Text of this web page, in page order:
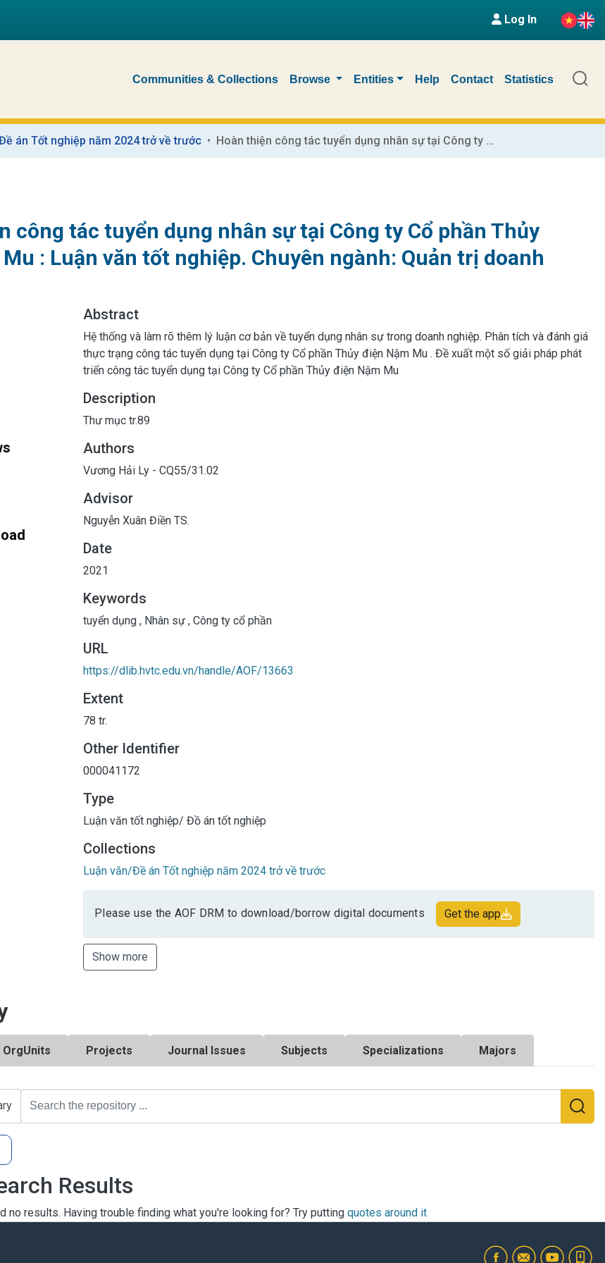
Log In
Communities & Collections Browse Entities Help Contact Statistics
án Tốt nghiệp năm 2024 trở về trước Hoàn thiện công tác tuyển dụng nhân sự tại Công ty Cổ phần Thủy điện Nậm Mu : Luận văn tốt nghiệp. Chuyên ngành: Quản trị doanh nghiệp
công tác tuyển dụng nhân sự tại Công ty Cổ phần Thủy
: Luận văn tốt nghiệp. Chuyên ngành: Quản trị doanh
Abstract
Hệ thống và làm rõ thêm lý luận cơ bản về tuyển dụng nhân sự trong doanh nghiệp. Phân tích và đánh giá
thực trạng công tác tuyển dụng tại Công ty Cổ phần Thủy điện Nậm Mu . Đề xuất một số giải pháp phát
triển công tác tuyển dụng tại Công ty Cổ phần Thủy điện Nậm Mu
Description
Thư mục tr.89
Authors
Vương Hải Ly - CQ55/31.02
Advisor
Nguyễn Xuân Điền TS.
Date
2021
Keywords
tuyển dụng , Nhân sự , Công ty cổ phần
URL
https://dlib.hvtc.edu.vn/handle/AOF/13663
Extent
78 tr.
Other Identifier
000041172
Type
Luận văn tốt nghiệp/ Đồ án tốt nghiệp
Collections
Luận văn/Đề án Tốt nghiệp năm 2024 trở về trước
Please use the AOF DRM to download/borrow digital documents Get the app
Show more
OrgUnits Projects Journal Issues Subjects Specializations Majors
Results
no results. Having trouble finding what you're looking for? Try putting quotes around it